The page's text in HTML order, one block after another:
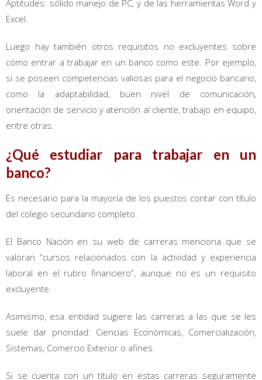
Aptitudes: sólido manejo de PC, y de las herramientas Word y
Excel.
Luego hay también otros requisitos no excluyentes sobre
cómo entrar a trabajar en un banco como este. Por ejemplo,
si se poseen competencias valiosas para el negocio bancario,
como la adaptabilidad, buen nivel de comunicación,
orientación de servicio y atención al cliente, trabajo en equipo,
entre otras.
¿Qué estudiar para trabajar en un
banco?
Es necesario para la mayoría de los puestos contar con título
del colegio secundario completo.
El Banco Nación en su web de carreras menciona que se
valoran “cursos relacionados con la actividad y experiencia
laboral en el rubro financiero”, aunque no es un requisito
excluyente.
Asimismo, esa entidad sugiere las carreras a las que se les
suele dar prioridad: Ciencias Económicas, Comercialización,
Sistemas, Comercio Exterior o afines.
Si se cuenta con un título en estas carreras seguramente